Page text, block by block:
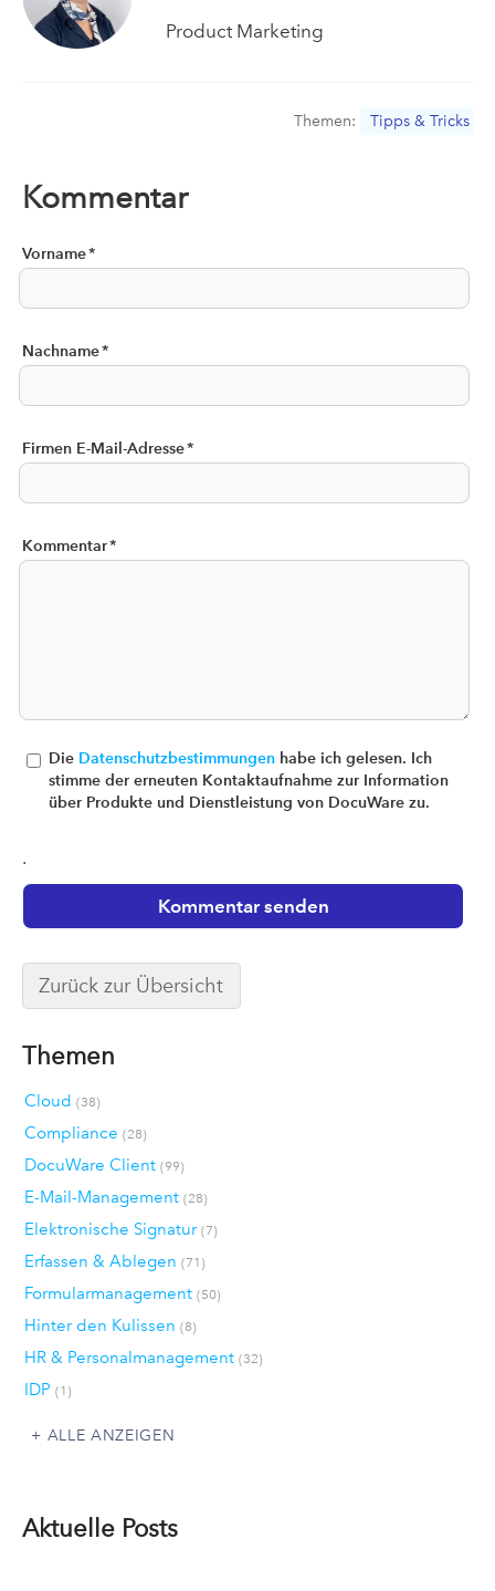
Product Marketing
Themen: Tipps & Tricks
Kommentar
Vorname*
Nachname*
Firmen E-Mail-Adresse*
Kommentar*
Die Datenschutzbestimmungen habe ich gelesen. Ich
stimme der erneuten Kontaktaufnahme zur Information
über Produkte und Dienstleistung von DocuWare zu.
.
Zurück zur Übersicht
Themen
Cloud (38)
Compliance (28)
DocuWare Client (99)
E-Mail-Management (28)
Elektronische Signatur (7)
Erfassen & Ablegen (71)
Formularmanagement (50)
Hinter den Kulissen (8)
HR & Personalmanagement (32)
IDP (1)
ALLE ANZEIGEN
Aktuelle Posts